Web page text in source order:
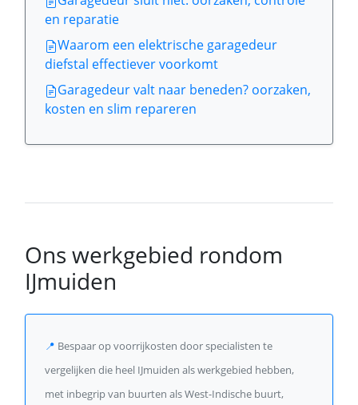
en reparatie
Waarom een elektrische garagedeur
diefstal effectiever voorkomt
Garagedeur valt naar beneden? oorzaken,
kosten en slim repareren
Ons werkgebied rondom
IJmuiden
📍 Bespaar op voorrijkosten door specialisten te
vergelijken die heel IJmuiden als werkgebied hebben,
met inbegrip van buurten als West-Indische buurt,